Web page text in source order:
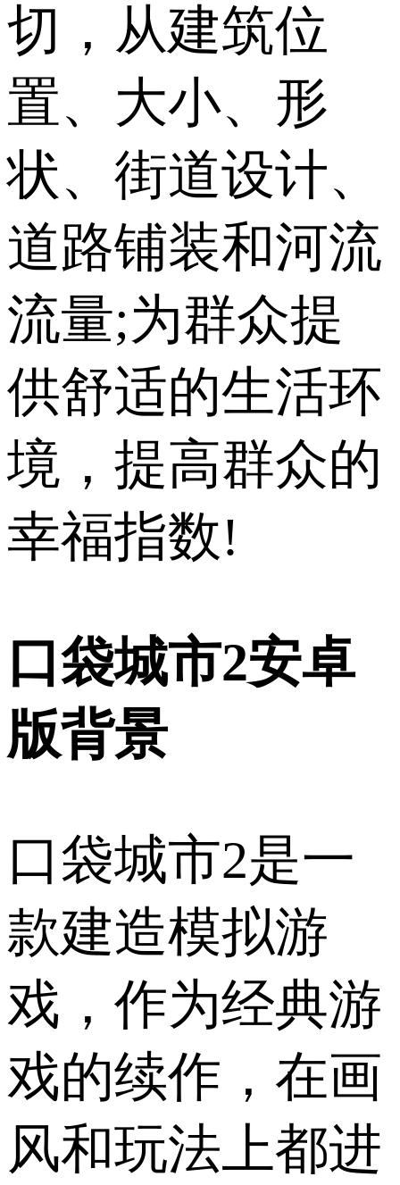
切，从建筑位
置、大小、形
状、街道设计、
道路铺装和河流
流量;为群众提
供舒适的生活环
境，提高群众的
幸福指数!
口袋城市2安卓
版背景
口袋城市2是一
款建造模拟游
戏，作为经典游
戏的续作，在画
风和玩法上都进